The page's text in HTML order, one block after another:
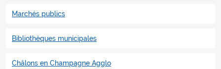
Marchés publics
Bibliothèques municipales
Châlons en Champagne Agglo